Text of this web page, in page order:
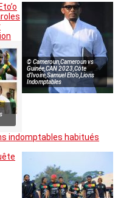
© Cameroun,Cameroun vs
Guinée,CAN 2023,Côte
d’Ivoire,Samuel Eto’o,Lions
Indomptables
indomptables habitués